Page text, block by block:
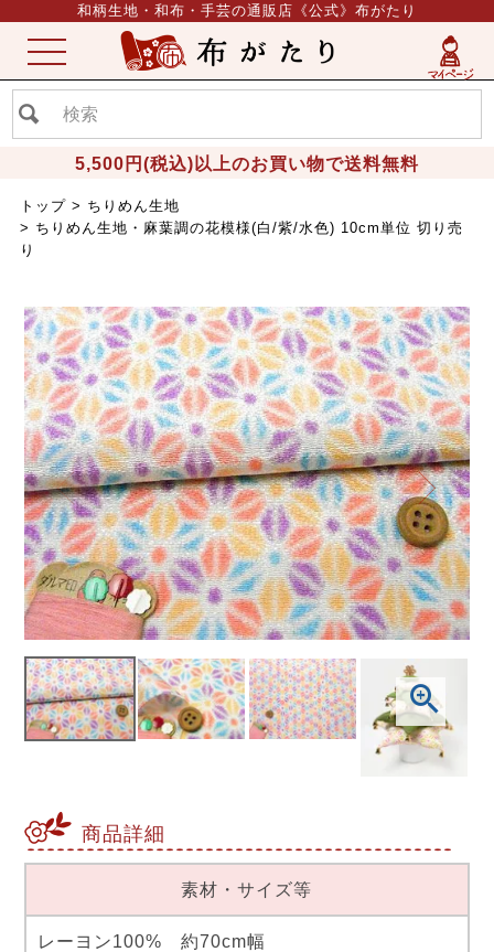
和柄生地・和布・手芸の通販店《公式》布がたり
5,500円(税込)以上のお買い物で送料無料
ME
NU
トップ
ちりめん生地
ちりめん生地・麻葉調の花模様(白/紫/水色) 10cm単位 切り売
り
商品詳細
素材・サイズ等
レーヨン100% 約70cm幅